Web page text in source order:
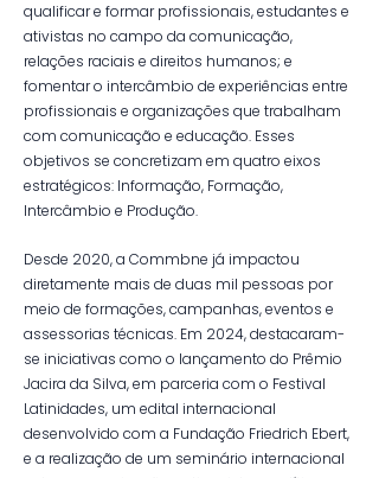
qualificar e formar profissionais, estudantes e
ativistas no campo da comunicação,
relações raciais e direitos humanos; e
fomentar o intercâmbio de experiências entre
profissionais e organizações que trabalham
com comunicação e educação. Esses
objetivos se concretizam em quatro eixos
estratégicos: Informação, Formação,
Intercâmbio e Produção.
Desde 2020, a Commbne já impactou
diretamente mais de duas mil pessoas por
meio de formações, campanhas, eventos e
assessorias técnicas. Em 2024, destacaram-
se iniciativas como o lançamento do Prêmio
Jacira da Silva, em parceria com o Festival
Latinidades, um edital internacional
desenvolvido com a Fundação Friedrich Ebert,
e a realização de um seminário internacional